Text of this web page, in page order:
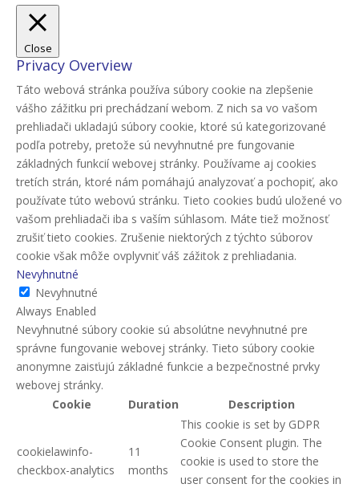
Close
Privacy Overview
Táto webová stránka používa súbory cookie na zlepšenie
vášho zážitku pri prechádzaní webom. Z nich sa vo vašom
prehliadači ukladajú súbory cookie, ktoré sú kategorizované
podľa potreby, pretože sú nevyhnutné pre fungovanie
základných funkcií webovej stránky. Používame aj cookies
tretích strán, ktoré nám pomáhajú analyzovať a pochopiť, ako
používate túto webovú stránku. Tieto cookies budú uložené vo
vašom prehliadači iba s vaším súhlasom. Máte tiež možnosť
zrušiť tieto cookies. Zrušenie niektorých z týchto súborov
cookie však môže ovplyvniť váš zážitok z prehliadania.
Nevyhnutné
Nevyhnutné
Always Enabled
Nevyhnutné súbory cookie sú absolútne nevyhnutné pre
správne fungovanie webovej stránky. Tieto súbory cookie
anonymne zaisťujú základné funkcie a bezpečnostné prvky
webovej stránky.
Cookie
Duration Description
cookielawinfo-
checkbox-analytics
11
months
This cookie is set by GDPR
Cookie Consent plugin. The
cookie is used to store the
user consent for the cookies in